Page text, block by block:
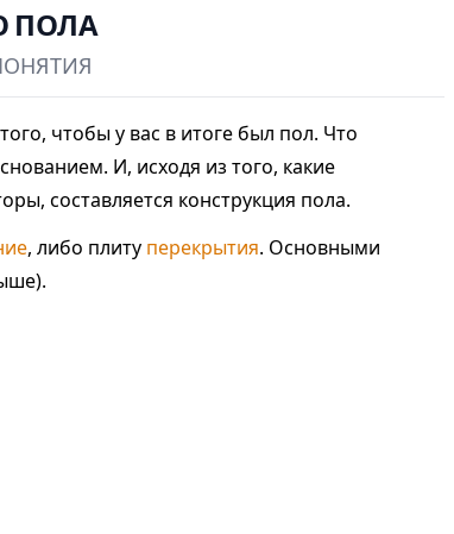
ПОЛА
чтобы у вас в итоге был пол. Что
И, исходя из того, какие
составляется конструкция пола.
, либо плиту перекрытия. Основными